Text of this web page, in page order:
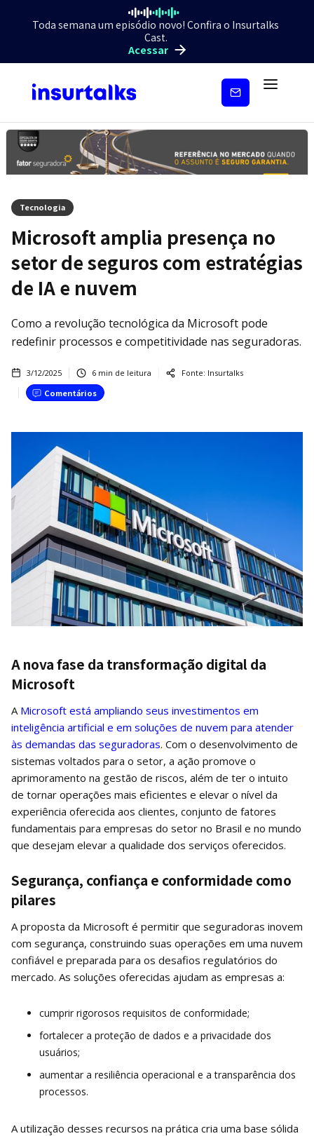
Toda semana um episódio novo! Confira o Insurtalks
Cast.
Acessar
Inscreva-
Tecnologia
Microsoft amplia presença no
setor de seguros com estratégias
de IA e nuvem
Como a revolução tecnológica da Microsoft pode
redefinir processos e competitividade nas seguradoras.
3/12/2025 6 min de leitura Fonte: Insurtalks
Comentários
A nova fase da transformação digital da
Microsoft
A Microsoft está ampliando seus investimentos em
inteligência artificial e em soluções de nuvem para atender
às demandas das seguradoras. Com o desenvolvimento de
sistemas voltados para o setor, a ação promove o
aprimoramento na gestão de riscos, além de ter o intuito
de tornar operações mais eficientes e elevar o nível da
experiência oferecida aos clientes, conjunto de fatores
fundamentais para empresas do setor no Brasil e no mundo
que desejam elevar a qualidade dos serviços oferecidos.
Segurança, confiança e conformidade como
pilares
A proposta da Microsoft é permitir que seguradoras inovem
com segurança, construindo suas operações em uma nuvem
confiável e preparada para os desafios regulatórios do
mercado. As soluções oferecidas ajudam as empresas a:
cumprir rigorosos requisitos de conformidade;
fortalecer a proteção de dados e a privacidade dos
usuários;
aumentar a resiliência operacional e a transparência dos
processos.
A utilização desses recursos na prática cria uma base sólida